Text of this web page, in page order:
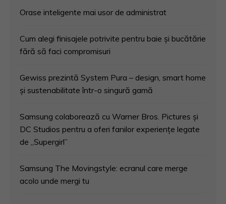
Orase inteligente mai usor de administrat
Cum alegi finisajele potrivite pentru baie și bucătărie
fără să faci compromisuri
Gewiss prezintă System Pura – design, smart home
și sustenabilitate într-o singură gamă
Samsung colaborează cu Warner Bros. Pictures și
DC Studios pentru a oferi fanilor experiențe legate
de „Supergirl”
Samsung The Movingstyle: ecranul care merge
acolo unde mergi tu